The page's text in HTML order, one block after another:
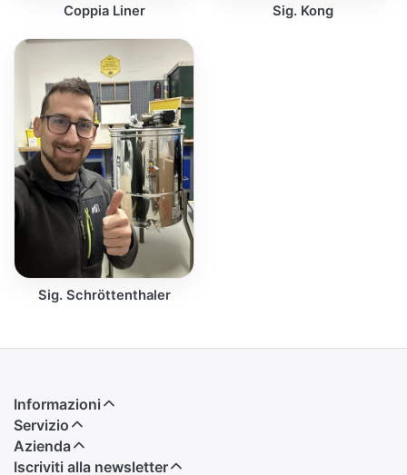
Coppia Liner Sig. Kong
Sig. Schröttenthaler
Informazioni
Servizio
Azienda
Iscriviti alla newsletter